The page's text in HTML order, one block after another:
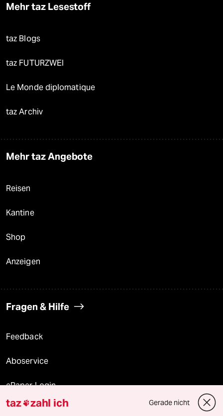
Mehr taz Lesestoff
taz Blogs
taz FUTURZWEI
Le Monde diplomatique
taz Archiv
Mehr taz Angebote
Reisen
Kantine
Shop
Anzeigen
Fragen & Hilfe
Feedback
Aboservice
ePaper Login
Downloads für Abonnierende
taz zahl ich Gerade nicht